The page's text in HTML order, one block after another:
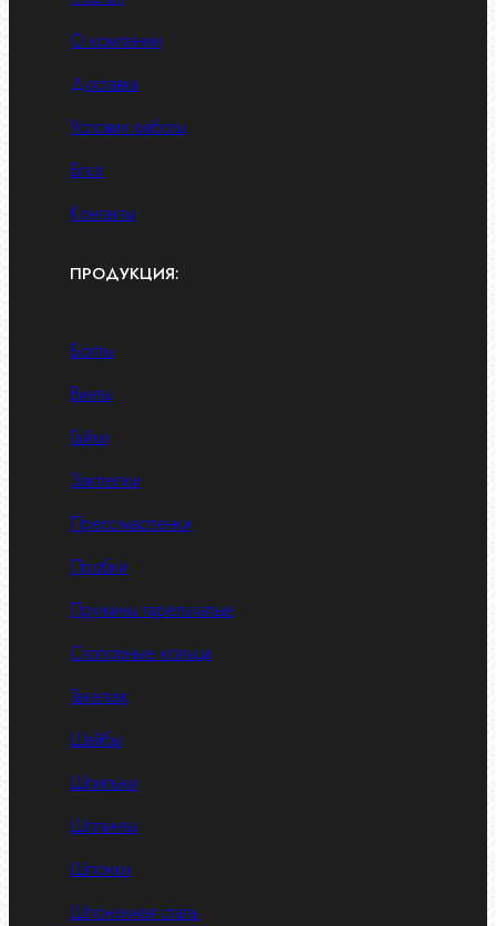
О компании
Доставка
Условия работы
Блог
Контакты
ПРОДУКЦИЯ:
Болты
Винты
Гайки
Заклепки
Пресс-масленки
Пробки
Пружины тарельчатые
Стопорные кольца
Такелаж
Шайбы
Шпильки
Шплинты
Шпонки
Шпоночная сталь